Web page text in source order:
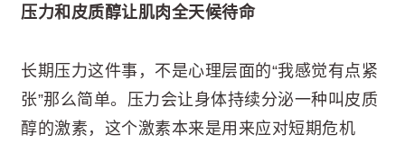
压力和皮质醇让肌肉全天候待命
长期压力这件事，不是心理层面的“我感觉有点紧
张”那么简单。压力会让身体持续分泌一种叫皮质
醇的激素，这个激素本来是用来应对短期危机